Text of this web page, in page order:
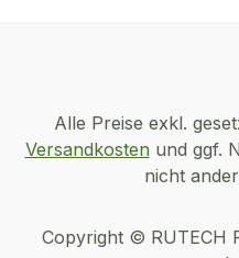
Alle Preise exkl.
Versandkosten und ggf.
nicht
Copyright © RUTECH